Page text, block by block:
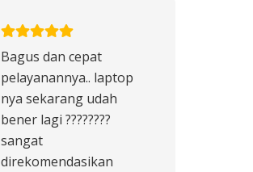
Bagus dan cepat
pelayanannya.. laptop
nya sekarang udah
bener lagi ????????
sangat
direkomendasikan